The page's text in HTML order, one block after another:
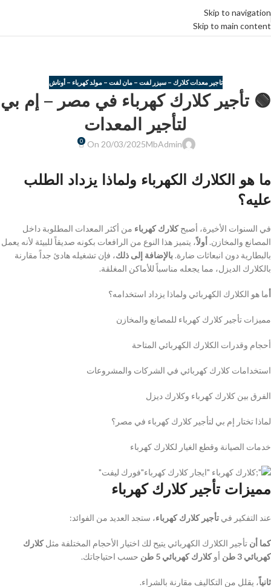
Skip to navigation
Skip to main content
تاجير معدات كلارك – سيزر لفت – مان لفت – مولد كهرباء – أوناش
🟢 تأجير كلارك كهرباء في مصر – إم بي
لتأجير المعدات
MbAdmin
On 20/03/2025
0
ما هو الكلارك الكهرباء ولماذا يزداد الطلب
عليه؟
في السنوات الأخيرة، أصبحكلارك كهرباء من أكثر المعدات المطلوبة داخل
المصانع والمخازن. أولاً، يتميز هذا النوع من الرافعات بكونه صديقاً للبيئة لأنه يعمل
بالبطارية دون انبعاثات ضارة. بالإضافة إلى ذلك، فإن تشغيله هادئ جداً مقارنة
بالكلارك الديزل، مما يجعله مناسباً للأماكن المغلقة.
أما هو الكلارك الكهربائي ولماذا يزداد استخدامه؟
مميزات تأجير كلارك كهرباء للمصانع والمخازن
أحجام وقدرات الكلارك الكهربائي المتاحة
استخدامات كلارك كهربائي في الشركات والمشروعات
الفرق بين كلارك كهرباء وكلارك ديزل
لماذا تختار إم بي لتأجير كلارك كهرباء في مصر؟
خدمات الصيانة وقطع الغيار لكلارك كهرباء
مميزات تأجير كلارك كهرباء
عند التفكير في تأجير كلارك كهرباء، ستجد العديد من الفوائد:
كما أن تأجير الكلارك الكهربائي يتيح لك اختيار الأحجام المختلفة مثلكلارك
كهربائي 3 طن
أوكلارك كهربائي 5 طن حسب احتياجاتك.
ثانياً، يقلل من التكاليف مقارنة بالشراء.